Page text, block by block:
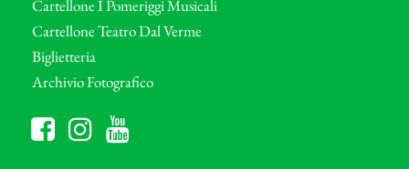
Cartellone I Pomeriggi Musicali
Cartellone Teatro Dal Verme
Biglietteria
Archivio Fotografico